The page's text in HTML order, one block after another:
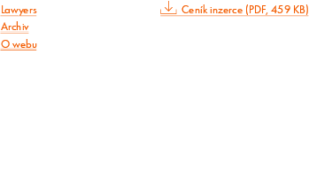
Lawyers
Archiv
O webu
Ceník inzerce (PDF, 459 KB)